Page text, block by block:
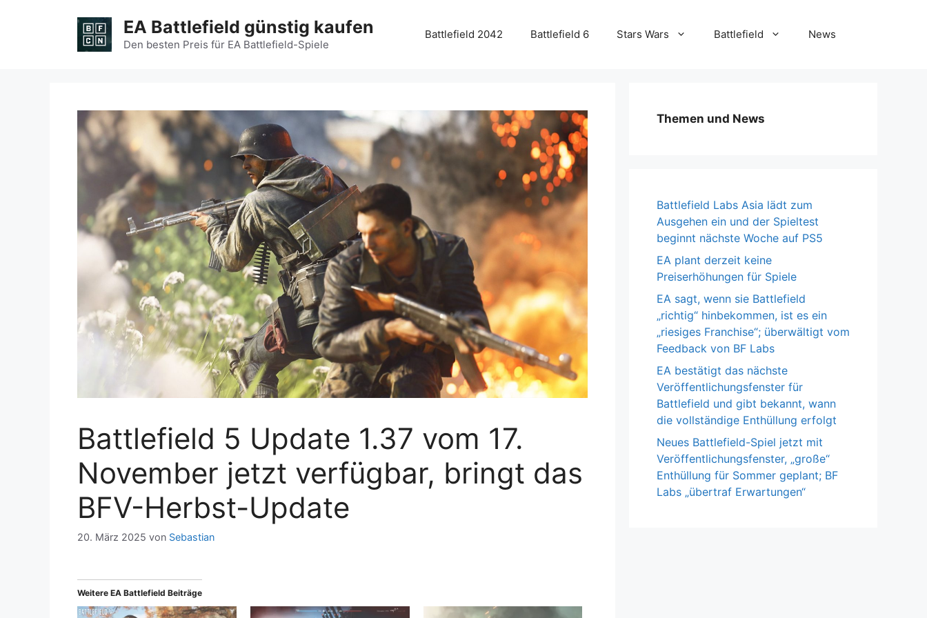
EA Battlefield günstig kaufen
Den besten Preis für EA Battlefield-Spiele
Battlefield 2042 Battlefield 6 Stars Wars Battlefield News
Battlefield 5 Update 1.37 vom 17.
November jetzt verfügbar, bringt das
BFV-Herbst-Update
20. März 2025 von Sebastian
Weitere EA Battlefield Beiträge
Themen und News
Battlefield Labs Asia lädt zum
Ausgehen ein und der Spieltest
beginnt nächste Woche auf PS5
EA plant derzeit keine
Preiserhöhungen für Spiele
EA sagt, wenn sie Battlefield
„richtig“ hinbekommen, ist es ein
„riesiges Franchise“; überwältigt vom
Feedback von BF Labs
EA bestätigt das nächste
Veröffentlichungsfenster für
Battlefield und gibt bekannt, wann
die vollständige Enthüllung erfolgt
Neues Battlefield-Spiel jetzt mit
Veröffentlichungsfenster, „große“
Enthüllung für Sommer geplant; BF
Labs „übertraf Erwartungen“